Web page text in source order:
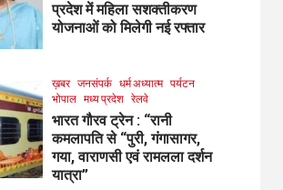
प्रदेश में महिला सशक्तीकरण
योजनाओं को मिलेगी नई रफ्तार
ख़बर जनसंपर्क धर्म अध्यात्म पर्यटन
भोपाल मध्य प्रदेश रेलवे
भारत गौरव ट्रेन : “रानी
कमलापति से “पुरी, गंगासागर,
गया, वाराणसी एवं रामलला दर्शन
यात्रा”